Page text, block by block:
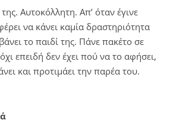
Αυτοκόλλητη. Απ’ όταν έγινε
να κάνει καμία δραστηριότητα
το παιδί της. Πάνε πακέτο σε
επειδή δεν έχει πού να το αφήσει,
και προτιμάει την παρέα του.